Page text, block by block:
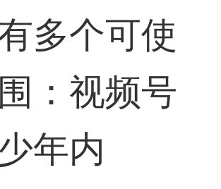
多个可使
：视频号
年内